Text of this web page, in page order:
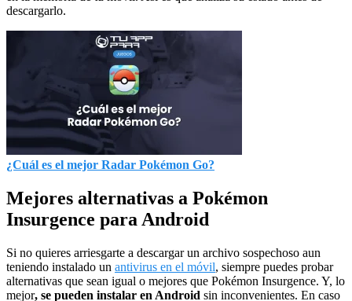
descargarlo.
¿Cuál es el mejor Radar Pokémon Go?
Mejores alternativas a Pokémon
Insurgence para Android
Si no quieres arriesgarte a descargar un archivo sospechoso aun
teniendo instalado un antivirus en el móvil, siempre puedes probar
alternativas que sean igual o mejores que Pokémon Insurgence. Y, lo
mejor, se pueden instalar en Android sin inconvenientes. En caso